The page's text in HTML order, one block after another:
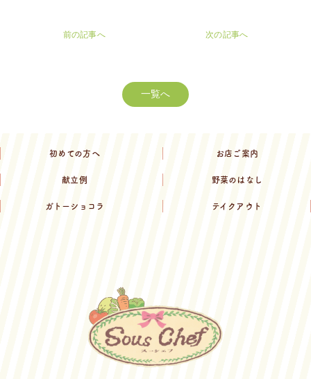
前の記事へ
一覧へ
次の記事へ
初めての方へ お店ご案内
献立例 野菜のはなし
ガトーショコラ テイクアウト